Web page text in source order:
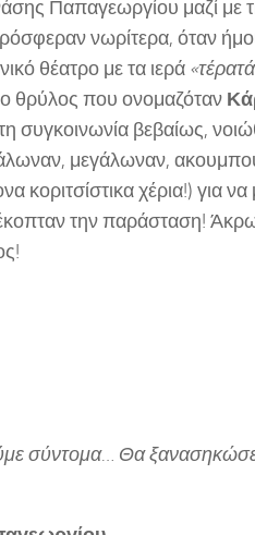
Παπαγεωργίου μαζί με
νωρίτερα, όταν
θέατρο με τα ιερά
θρύλος που ονομαζόταν
συγκοινωνία βεβαίως,
μεγάλωναν,
κοριτσίστικα χέρια!) για
την παράσταση!
σύντομα… Θα